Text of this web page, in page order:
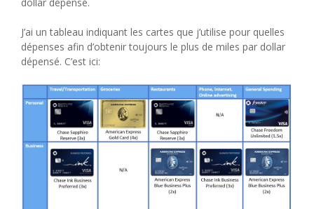
J’ai un tableau indiquant les cartes que j’utilise pour quelles
dépenses afin d’obtenir toujours le plus de miles par dollar
dépensé. C’est ici: